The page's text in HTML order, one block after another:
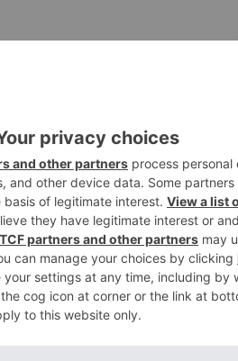
de la actividad
de espera en Castilla y
han disparado", ha
de conocimientode
produce un aumento
especiales", ha